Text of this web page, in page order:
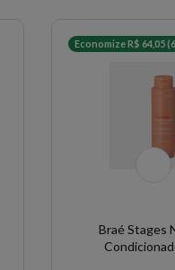
Economize R$ 64,05
Braé Stages